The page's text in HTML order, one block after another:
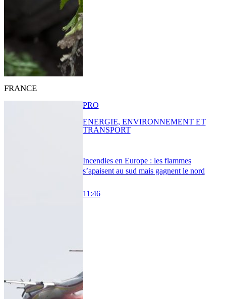
FRANCE
Incendies en Europe : les flammes
s’apaisent au sud mais gagnent le nord
11:46
PRO
ENERGIE, ENVIRONNEMENT ET
TRANSPORT